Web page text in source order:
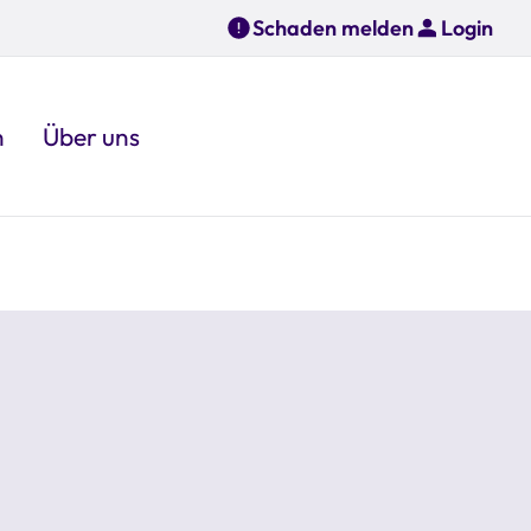
Schaden melden Login
Über uns